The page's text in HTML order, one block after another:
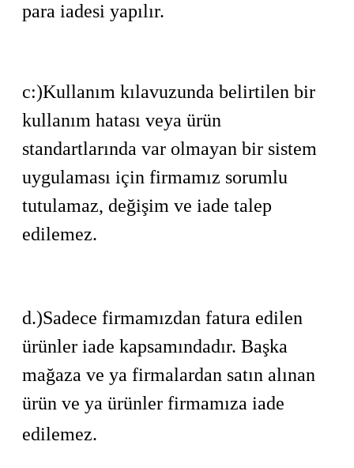
para iadesi yapılır.
c:)Kullanım kılavuzunda belirtilen bir
kullanım hatası veya ürün
standartlarında var olmayan bir sistem
uygulaması için firmamız sorumlu
tutulamaz, değişim ve iade talep
edilemez.
d.)Sadece firmamızdan fatura edilen
ürünler iade kapsamındadır. Başka
mağaza ve ya firmalardan satın alınan
ürün ve ya ürünler firmamıza iade
edilemez.